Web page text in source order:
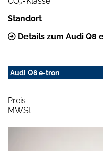
2
Standort
Details zum Audi Q8
Audi Q8 e-tron
Preis:
MWSt: